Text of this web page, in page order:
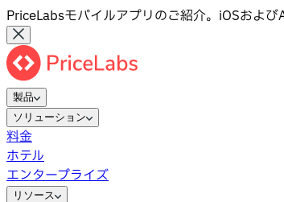
PriceLabsモバイルアプリのご紹介。iOSおよび
製品
ソリューション
料金
ホテル
エンタープライズ
リソース